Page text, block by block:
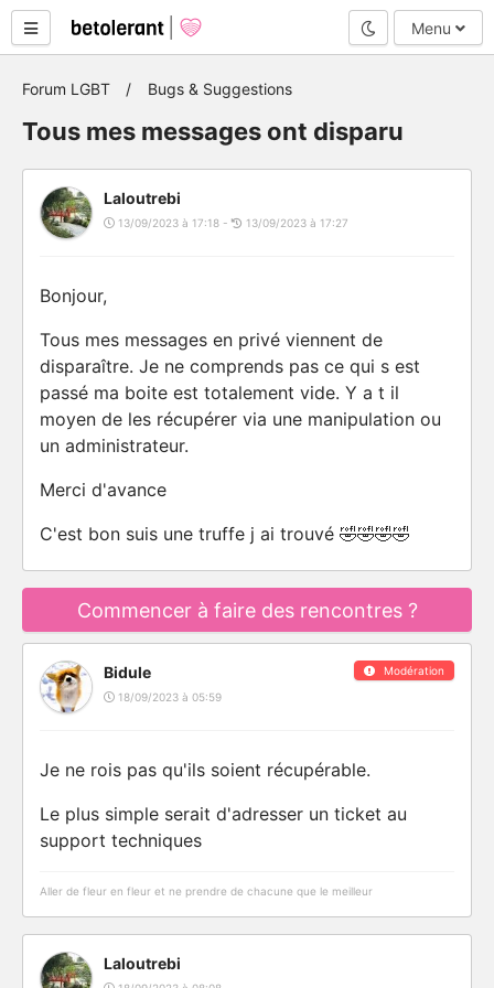
Mode nuit
Menu
Forum LGBT Bugs & Suggestions
Tous mes messages ont disparu
Laloutrebi
13/09/2023 à 17:18 - 13/09/2023 à 17:27
Bonjour,
Tous mes messages en privé viennent de
disparaître. Je ne comprends pas ce qui s est
passé ma boite est totalement vide. Y a t il
moyen de les récupérer via une manipulation ou
un administrateur.
Merci d'avance
C'est bon suis une truffe j ai trouvé 🤣🤣🤣🤣
Commencer à faire des rencontres ?
Modération
Bidule
18/09/2023 à 05:59
Je ne rois pas qu'ils soient récupérable.
Le plus simple serait d'adresser un ticket au
support techniques
Aller de fleur en fleur et ne prendre de chacune que le meilleur
Laloutrebi